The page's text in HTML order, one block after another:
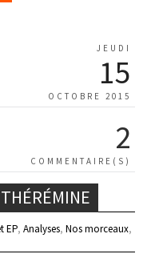
JEUDI
15
OCTOBRE 2015
2
COMMENTAIRE(S)
EP, Analyses, Nos morceaux,